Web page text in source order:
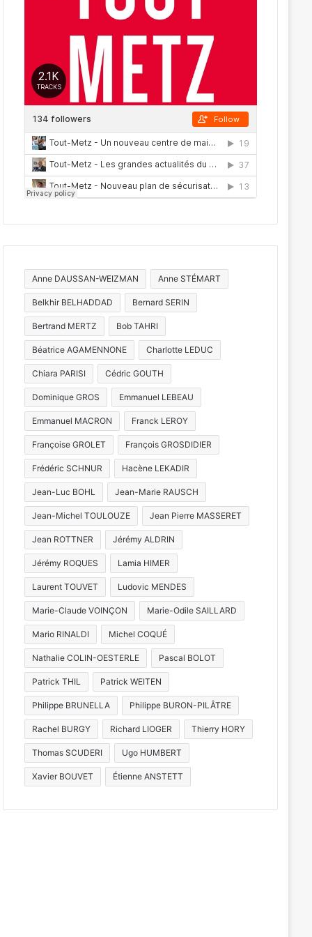
Anne DAUSSAN-WEIZMAN Anne STÉMART
Belkhir BELHADDAD Bernard SERIN
Bertrand MERTZ Bob TAHRI
Béatrice AGAMENNONE Charlotte LEDUC
Chiara PARISI Cédric GOUTH
Dominique GROS Emmanuel LEBEAU
Emmanuel MACRON Franck LEROY
Françoise GROLET François GROSDIDIER
Frédéric SCHNUR Hacène LEKADIR
Jean-Luc BOHL Jean-Marie RAUSCH
Jean-Michel TOULOUZE Jean Pierre MASSERET
Jean ROTTNER Jérémy ALDRIN
Jérémy ROQUES Lamia HIMER
Laurent TOUVET Ludovic MENDES
Marie-Claude VOINÇON Marie-Odile SAILLARD
Mario RINALDI Michel COQUÉ
Nathalie COLIN-OESTERLE Pascal BOLOT
Patrick THIL Patrick WEITEN
Philippe BRUNELLA Philippe BURON-PILÂTRE
Rachel BURGY Richard LIOGER Thierry HORY
Thomas SCUDERI Ugo HUMBERT
Xavier BOUVET Étienne ANSTETT